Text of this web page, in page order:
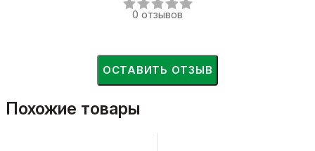
0 отзывов
ОСТАВИТЬ ОТЗЫВ
Похожие товары